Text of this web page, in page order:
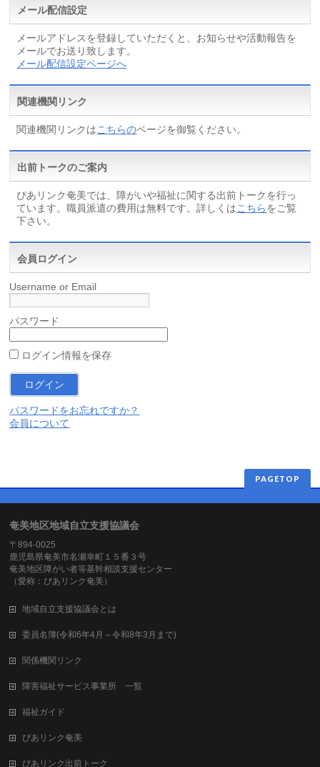
メール配信設定
メールアドレスを登録していただくと、お知らせや活動報告を
メールでお送り致します。
メール配信設定ページへ
関連機関リンク
関連機関リンクはこちらのページを御覧ください。
出前トークのご案内
ぴあリンク奄美では、障がいや福祉に関する出前トークを行っ
ています。職員派遣の費用は無料です。詳しくはこちらをご覧
下さい。
会員ログイン
Username or Email
パスワード
ログイン情報を保存
パスワードをお忘れですか？
会員について
PAGETOP
奄美地区地域自立支援協議会
〒894-0025
鹿児島県奄美市名瀬幸町１５番３号
奄美地区障がい者等基幹相談支援センター
（愛称：ぴあリンク奄美）
地域自立支援協議会とは
委員名簿(令和6年4月～令和8年3月まで)
関係機関リンク
障害福祉サービス事業所 一覧
福祉ガイド
ぴあリンク奄美
ぴあリンク出前トーク